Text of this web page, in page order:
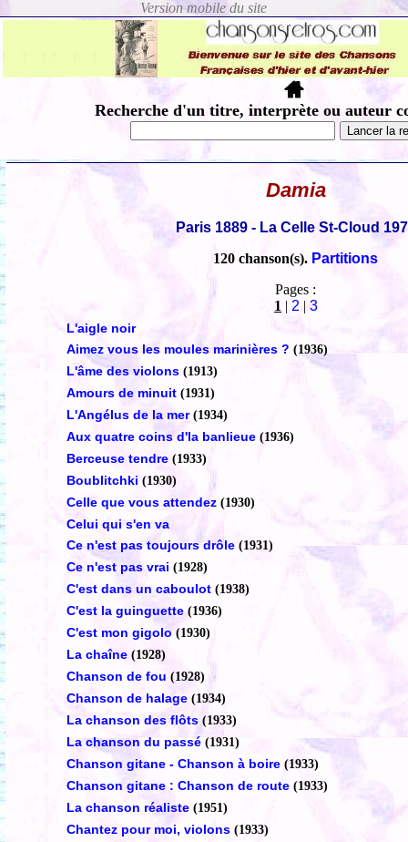
Recherche d'un titre, interprète ou auteur
Damia
Paris 1889 - La Celle St-Cloud
120 chanson(s). Partitions
Pages :
1 | 2 | 3
L'aigle noir
Aimez vous les moules marinières ? (1936)
L'âme des violons (1913)
Amours de minuit (1931)
L'Angélus de la mer (1934)
Aux quatre coins d'la banlieue (1936)
Berceuse tendre (1933)
Boublitchki (1930)
Celle que vous attendez (1930)
Celui qui s'en va
Ce n'est pas toujours drôle (1931)
Ce n'est pas vrai (1928)
C'est dans un caboulot (1938)
C'est la guinguette (1936)
C'est mon gigolo(1930)
La chaîne (1928)
Chanson de fou (1928)
Chanson de halage (1934)
La chanson des flôts (1933)
La chanson du passé (1931)
Chanson gitane - Chanson à boire (1933)
Chanson gitane : Chanson de route (1933)
La chanson réaliste (1951)
Chantez pour moi, violons (1933)